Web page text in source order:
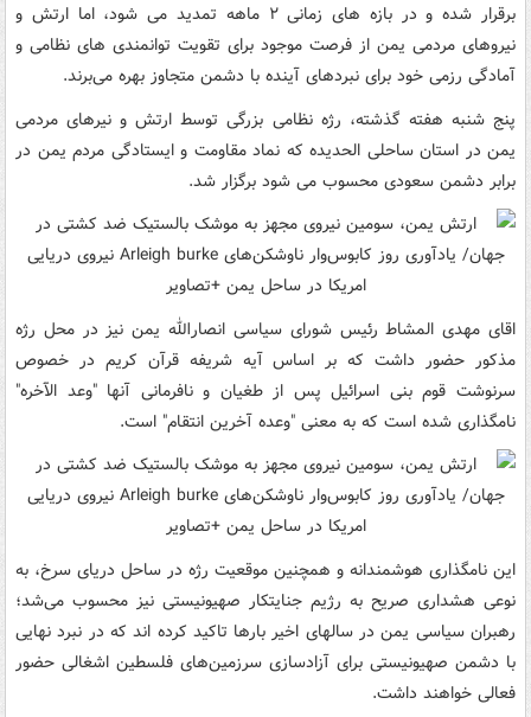
برقرار شده و در بازه های زمانی ۲ ماهه تمدید می شود، اما ارتش و
نیروهای مردمی یمن از فرصت موجود برای تقویت توانمندی های نظامی و
آمادگی رزمی خود برای نبردهای آینده با دشمن متجاوز بهره می‌برند.
پنج شنبه هفته گذشته، رژه نظامی بزرگی توسط ارتش و نیرهای مردمی
یمن در استان ساحلی الحدیده که نماد مقاومت و ایستادگی مردم یمن در
برابر دشمن سعودی محسوب می شود برگزار شد.
اقای مهدی المشاط رئیس شورای سیاسی انصارالله یمن نیز در محل رژه
مذکور حضور داشت که بر اساس آیه شریفه قرآن کریم در خصوص
سرنوشت قوم بنی اسرائیل پس از طغیان و نافرمانی آنها "وعد الآخره"
نامگذاری شده است که به معنی "وعده آخرین انتقام" است.
این نامگذاری هوشمندانه و همچنین موقعیت رژه در ساحل دریای سرخ، به
نوعی هشداری صریح به رژیم جنایتکار صهیونیستی نیز محسوب می‌شد؛
رهبران سیاسی یمن در سالهای اخیر بارها تاکید کرده اند که در نبرد نهایی
با دشمن صهیونیستی برای آزادسازی سرزمین‌های فلسطین اشغالی حضور
فعالی خواهند داشت.